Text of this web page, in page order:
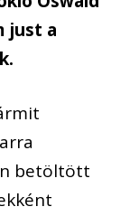
just a
betöltött